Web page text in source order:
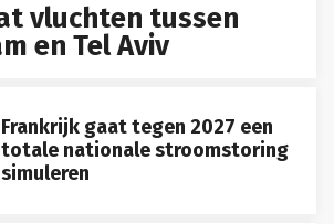
vluchten tussen
en Tel Aviv
Frankrijk gaat tegen 2027 een
totale nationale stroomstoring
simuleren